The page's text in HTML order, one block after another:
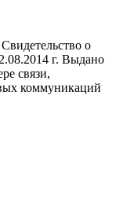
о
г. Выдано
связи,
коммуникаций